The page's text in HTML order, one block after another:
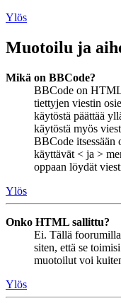
Ylös
Muotoilu ja
Mikä on BBCode?
BBCode on
tiettyjen viestin
käytöstä päättää
käytöstä myös
BBCode
käyttävät < ja >
oppaan löydät
Ylös
Onko HTML sallittu?
Ei. Tällä
siten, että se
muotoilut voi
Ylös